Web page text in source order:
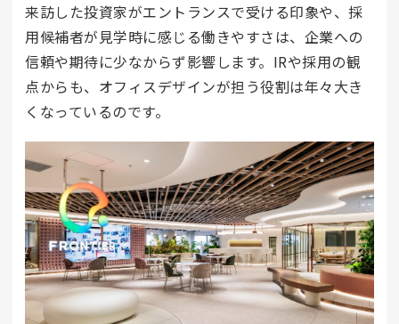
来訪した投資家がエントランスで受ける印象や、採
用候補者が見学時に感じる働きやすさは、企業への
信頼や期待に少なからず影響します。IRや採用の観
点からも、オフィスデザインが担う役割は年々大き
くなっているのです。